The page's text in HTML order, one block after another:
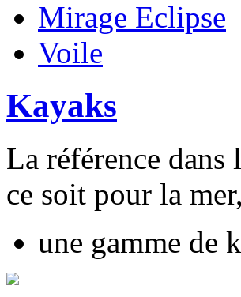
Mirage Eclipse
Voile
Kayaks
La référence dans
ce soit pour la
une gamme de